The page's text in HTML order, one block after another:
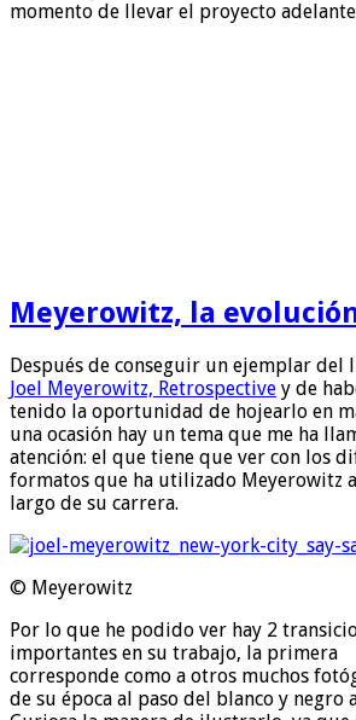
momento de llevar el proyecto
Meyerowitz, la
Después de conseguir un ejemplar del
Joel Meyerowitz, Retrospective y de
tenido la oportunidad de hojearlo en
una ocasión hay un tema que me ha
atención: el que tiene que ver con los
formatos que ha utilizado Meyerowitz
largo de su carrera.
© Meyerowitz
Por lo que he podido ver hay 2
importantes en su trabajo, la primera
corresponde como a otros muchos
de su época al paso del blanco y negro